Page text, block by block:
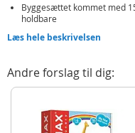
Byggesættet kommet med
holdbare
Indeholder specielle dele
Inkluderer 1 genanvendelig
Klodserne passer til alt
Indeholder:
150 byggeklodser
Læs hele beskrivelsen
Andre forslag til dig: